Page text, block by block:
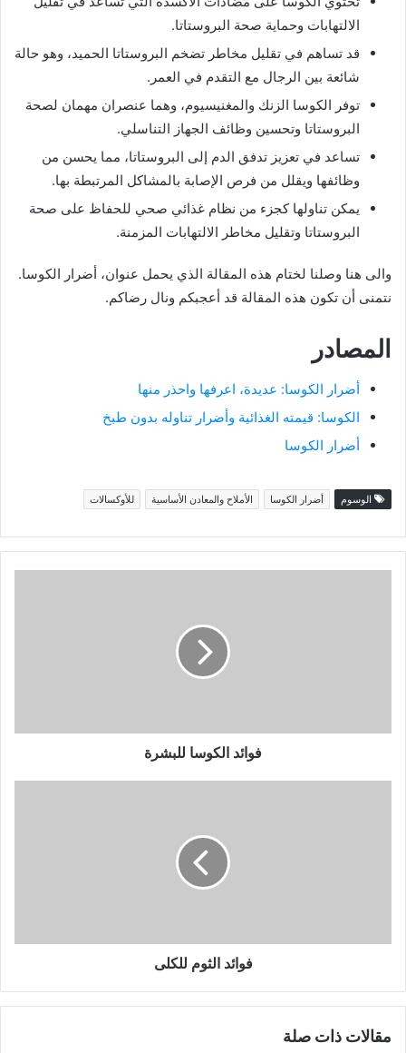
الالتهابات وحماية صحة البروستاتا.
قد تساهم في تقليل مخاطر تضخم البروستاتا الحميد، وهو حالة
شائعة بين الرجال مع التقدم في العمر.
توفر الكوسا الزنك والمغنيسيوم، وهما عنصران مهمان لصحة
البروستاتا وتحسين وظائف الجهاز التناسلي.
تساعد في تعزيز تدفق الدم إلى البروستاتا، مما يحسن من
وظائفها ويقلل من فرص الإصابة بالمشاكل المرتبطة بها.
يمكن تناولها كجزء من نظام غذائي صحي للحفاظ على صحة
البروستاتا وتقليل مخاطر الالتهابات المزمنة.
والى هنا وصلنا لختام هذه المقالة الذي يحمل عنوان، أضرار الكوسا.
نتمنى أن تكون هذه المقالة قد أعجبكم ونال رضاكم.
المصادر
أضرار الكوسا: عديدة، اعرفها واحذر منها
الكوسا: قيمته الغذائية وأضرار تناوله بدون طبخ
أضرار الكوسا
الوسوم أضرار الكوسا الأملاح والمعادن الأساسية للأوكسالات
فوائد الكوسا للبشرة
فوائد الثوم للكلى
مقالات ذات صلة